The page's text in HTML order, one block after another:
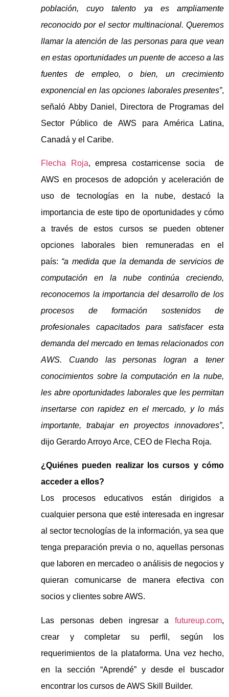
población, cuyo talento ya es ampliamente
reconocido por el sector multinacional. Queremos
llamar la atención de las personas para que vean
en estas oportunidades un puente de acceso a las
fuentes de empleo, o bien, un crecimiento
exponencial en las opciones laborales presentes”,
señaló Abby Daniel, Directora de Programas del
Sector Público de AWS para América Latina,
Canadá y el Caribe.
Flecha Roja, empresa costarricense socia de
AWS en procesos de adopción y aceleración de
uso de tecnologías en la nube, destacó la
importancia de este tipo de oportunidades y cómo
a través de estos cursos se pueden obtener
opciones laborales bien remuneradas en el
país: “a medida que la demanda de servicios de
computación en la nube continúa creciendo,
reconocemos la importancia del desarrollo de los
procesos de formación sostenidos de
profesionales capacitados para satisfacer esta
demanda del mercado en temas relacionados con
AWS. Cuando las personas logran a tener
conocimientos sobre la computación en la nube,
les abre oportunidades laborales que les permitan
insertarse con rapidez en el mercado, y lo más
importante, trabajar en proyectos innovadores”,
dijo Gerardo Arroyo Arce, CEO de Flecha Roja.
¿Quiénes pueden realizar los cursos y cómo
acceder a ellos?
Los procesos educativos están dirigidos a
cualquier persona que esté interesada en ingresar
al sector tecnologías de la información, ya sea que
tenga preparación previa o no, aquellas personas
que laboren en mercadeo o análisis de negocios y
quieran comunicarse de manera efectiva con
socios y clientes sobre AWS.
Las personas deben ingresar a futureup.com,
crear y completar su perfil, según los
requerimientos de la plataforma. Una vez hecho,
en la sección “Aprendé” y desde el buscador
encontrar los cursos de AWS Skill Builder.